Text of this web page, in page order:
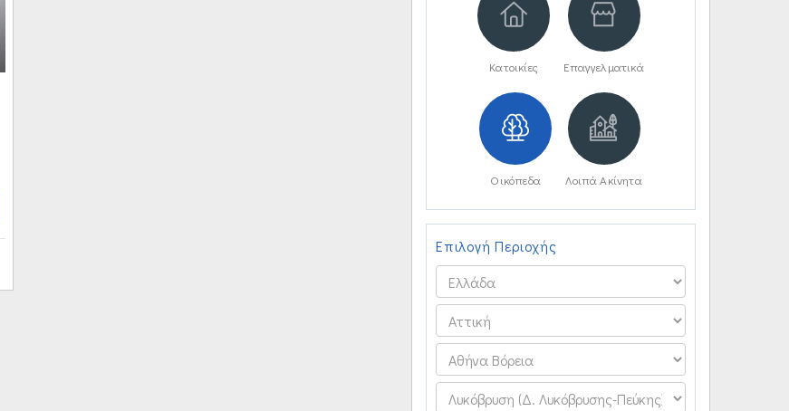
Κατοικίες Επαγγελματικά
Οικόπεδα Λοιπά Ακίνητα
Επιλογή Περιοχής